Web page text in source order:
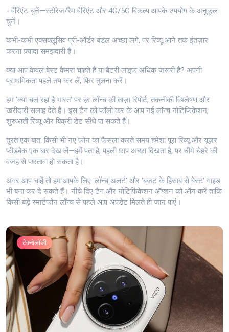
- वैरिएंट चुनें—स्टोरेज/रैम वैरिएंट और 4G/5G विकल्प आपके उपयोग के अनुकूल
चुनें।
कभी-कभी एक्सक्लूसिव प्री-ऑर्डर बंडल अच्छा लगे, पर रिव्यू आने तक इंतज़ार
करना ज़्यादा समझदारी है।
क्या आप केवल बेस्ट कैमरा चाहते हैं या बैटरी लाइफ अधिक ज़रूरी है? अपनी
प्राथमिकता पहले तय कर लें, फिर तुलना करें।
हम 'क्या चल रहा है भारत' पर हर लॉन्च की ताज़ा रिपोर्ट, तकनीकी विश्लेषण और
खरीदारी सलाह देते हैं। इस टैग को फॉलो कर के आप नई लॉन्च नोटिफिकेशन,
शुरुआती रिव्यू और बिक्री डेट सीधे पा सकते हैं।
तुरंत एक बात: किसी भी नए फोन का फैसला करते समय हमेशा पूरा रिव्यू और यूज़र
फीडबैक एक बार देख लें—हमें पता है, पहली छाप अच्छा दिखता है, पर धीमे चेहरे की
वजह से पछतावा हो सकता है।
अगर आप चाहें तो हम आपके लिए 'लॉन्च अलर्ट' और 'बजट के हिसाब से बेस्ट' गाइड
भी बना कर दे सकते हैं। नीचे दिए टैग और नोटिफिकेशन ऑप्शन को ऑन करें ताकि
किसी बड़े स्मार्टफोन लॉन्च से पहले आप अपडेट मिलते ही जान पाएं।
टेक्नोलॉजी